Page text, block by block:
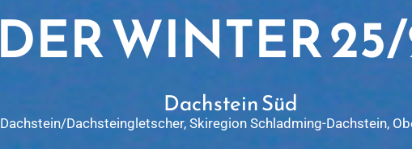
DER WINTER
Dachstein Süd
Dachstein/Dachsteingletscher, Skiregion Schladming-Dachstein,